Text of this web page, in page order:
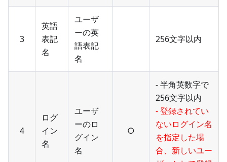
3
英語
表記
名
ユーザ
ーの英
語表記
名
256文字以内
4
ログ
イン
名
ユーザ
ーのロ
グイン
名
○
- 半角英数字で
256文字以内
- 登録されてい
ないログイン名
を指定した場
合、新しいユー